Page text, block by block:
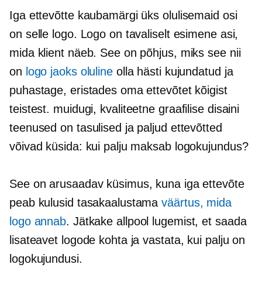
Iga ettevõtte kaubamärgi üks olulisemaid osi
on selle logo. Logo on tavaliselt esimene asi,
mida klient näeb. See on põhjus, miks see nii
on logo jaoks olulineolla hästi kujundatud ja
puhastage, eristades oma ettevõtet kõigist
teistest. muidugi, kvaliteetne graafilise disaini
teenused on tasulised ja paljud ettevõtted
võivad küsida: kui palju maksab logokujundus?
See on arusaadav küsimus, kuna iga ettevõte
peab kulusid tasakaalustamaväärtus, mida
logo annab. Jätkake allpool lugemist, et saada
lisateavet logode kohta ja vastata, kui palju on
logokujundusi.